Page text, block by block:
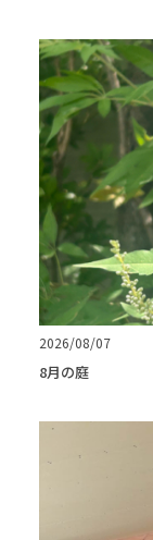
2026/08/07
8月の庭